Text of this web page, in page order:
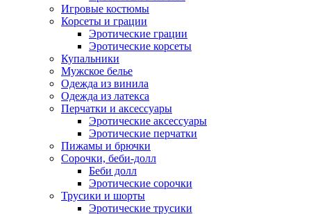
Игровые костюмы
Корсеты и грации
Эротические грации
Эротические корсеты
Купальники
Мужское белье
Одежда из винила
Одежда из латекса
Перчатки и аксессуары
Эротические аксессуары
Эротические перчатки
Пижамы и брючки
Сорочки, беби-долл
Беби долл
Эротические сорочки
Трусики и шорты
Эротические трусики